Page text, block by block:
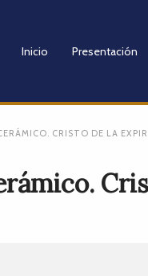
Inicio Presentación
CRISTO DE LA